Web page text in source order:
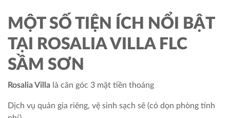
MỘT SỐ TIỆN ÍCH NỔI BẬT
TẠI ROSALIA VILLA FLC
SẦM SƠN
Rosalia Villa là căn góc 3 mặt tiền thoáng
Dịch vụ quản gia riêng, vệ sinh sạch sẽ (có dọn phòng tính